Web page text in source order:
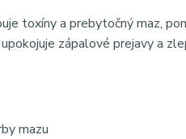
toxíny a prebytočný maz,
zápalové prejavy a
mazu